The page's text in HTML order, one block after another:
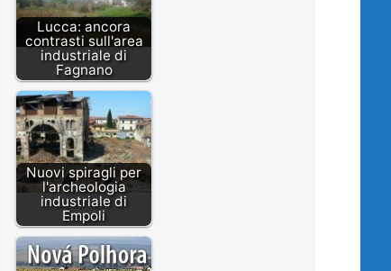
Lucca: ancora
contrasti sull'area
industriale di
Fagnano
Nuovi spiragli per
l'archeologia
industriale di
Empoli